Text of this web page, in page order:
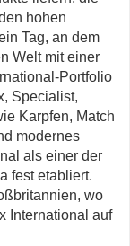
hohen
Tag, an dem
Welt mit einer
Portfolio
Specialist,
Karpfen, Match
modernes
als einer der
fest etabliert.
wo
International auf